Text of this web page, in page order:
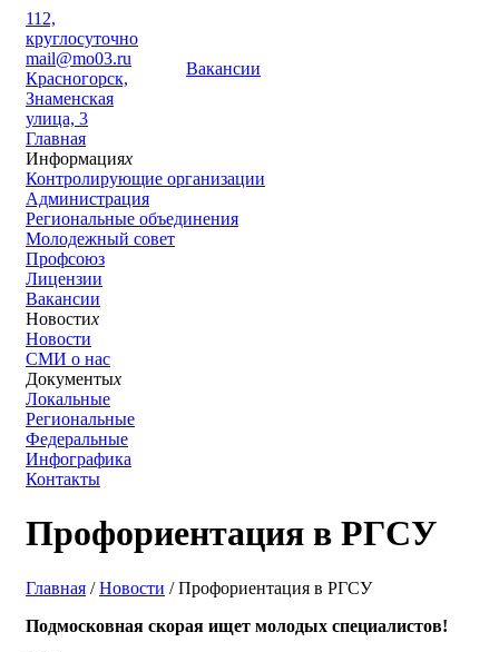
112,
круглосуточно
mail@mo03.ru
Красногорск,
Знаменская
улица, 3
Вакансии
Главная
Информацияx
Контролирующие организации
Администрация
Региональные объединения
Молодежный совет
Профсоюз
Лицензии
Вакансии
Новостиx
Новости
СМИ о нас
Документыx
Локальные
Региональные
Федеральные
Инфографика
Контакты
Профориентация в РГСУ
Главная /Новости / Профориентация в РГСУ
Подмосковная скорая ищет молодых специалистов!